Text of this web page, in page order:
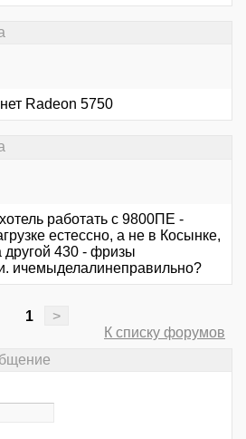
Radeon 5750
работать с 9800ПЕ -
естессно, а не в Косынке,
430 - фризы
ичемыделалинеправильно?
1
>
К списку форумов